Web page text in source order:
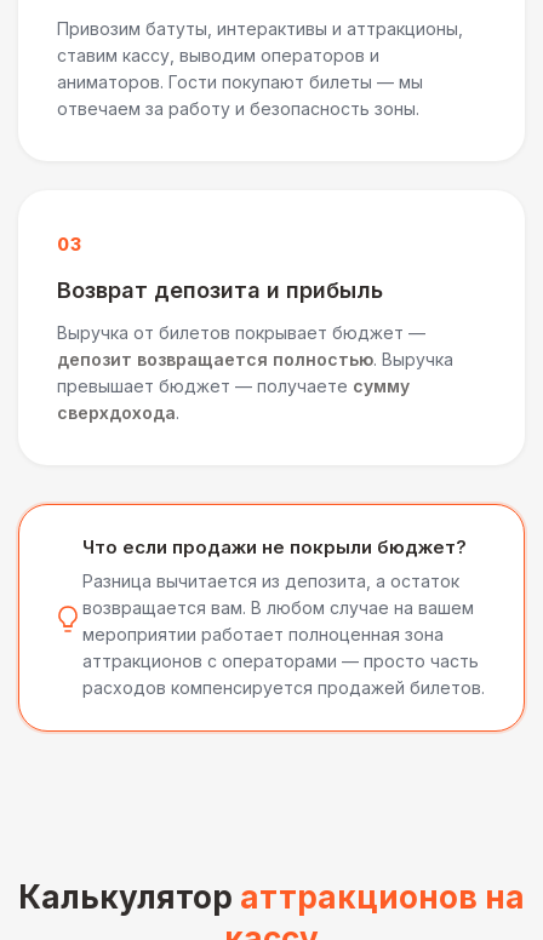
Привозим батуты, интерактивы и аттракционы,
ставим кассу, выводим операторов и
аниматоров. Гости покупают билеты — мы
отвечаем за работу и безопасность зоны.
03
Возврат депозита и прибыль
Выручка от билетов покрывает бюджет —
депозит возвращается полностью. Выручка
превышает бюджет — получаете сумму
сверхдохода.
Что если продажи не покрыли бюджет?
Разница вычитается из депозита, а остаток
возвращается вам. В любом случае на вашем
мероприятии работает полноценная зона
аттракционов с операторами — просто часть
расходов компенсируется продажей билетов.
Калькулятор аттракционов на